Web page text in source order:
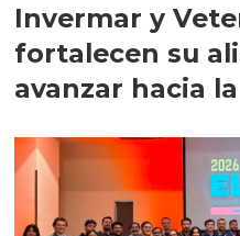
Invermar y
fortalecen su
avanzar hacia